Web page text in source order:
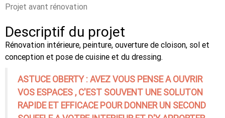
Projet avant rénovation
Descriptif du projet
Rénovation intérieure, peinture, ouverture de cloison, sol et
conception et pose de cuisine et du dressing.
ASTUCE OBERTY : AVEZ VOUS PENSE A OUVRIR
VOS ESPACES , C'EST SOUVENT UNE SOLUTON
RAPIDE ET EFFICACE POUR DONNER UN SECOND